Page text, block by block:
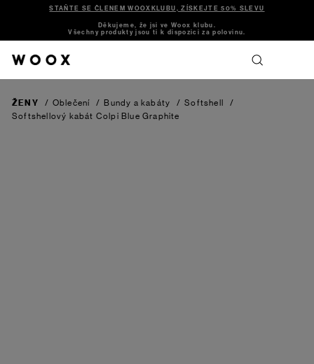
STAŇTE SE ČLENEM WOOXKLUBU, ZÍSKEJTE 50% SLEVU
Děkujeme, že jsi ve Woox klubu.
Všechny produkty jsou ti k dispozici za polovinu.
ŽENY / Oblečení / Bundy a kabáty / Softshell
/
Softshellový kabát Colpi Blue Graphite